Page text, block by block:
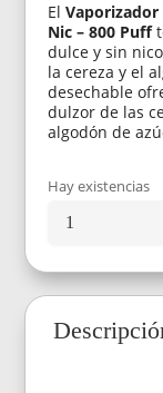
El
Nic – 800 Puff
dulce y sin
la cereza y el
desechable
dulzor de las
algodón de
Hay existencias
Vaporizador
Dinner
Lady
Cotton